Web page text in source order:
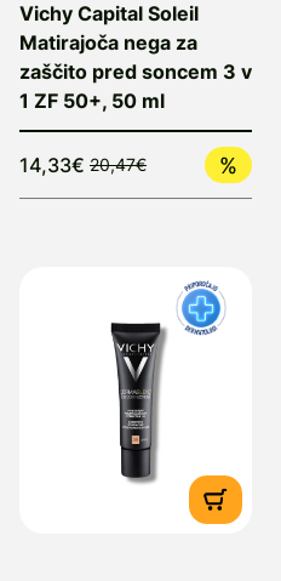
Vichy Capital Soleil
Matirajoča nega za
zaščito pred soncem 3 v
1 ZF 50+, 50 ml
14,33€ 20,47€